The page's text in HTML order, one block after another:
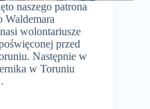
naszego patrona
Waldemara
wolontariusze
przed
Następnie w
w Toruniu